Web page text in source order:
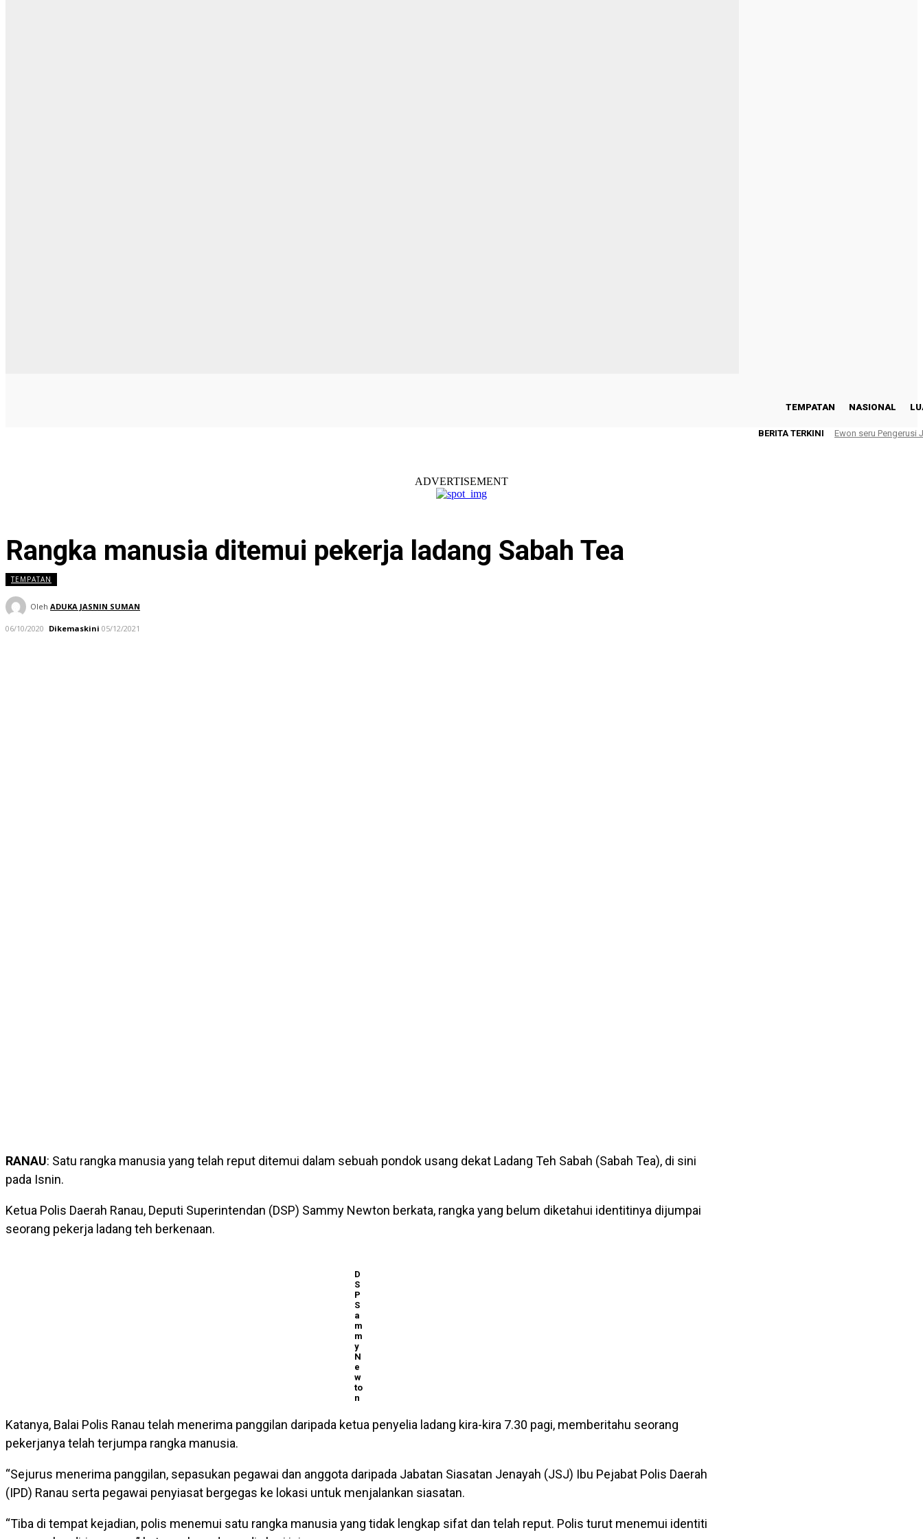
TEMPATAN NASIONAL
BERITA TERKINI Ewon seru Pengerusi
ADVERTISEMENT
Rangka manusia ditemui pekerja ladang Sabah Tea
TEMPATAN
Oleh ADUKA JASNIN SUMAN
06/10/2020 Dikemaskini 05/12/2021
RANAU: Satu rangka manusia yang telah reput ditemui dalam sebuah pondok usang dekat Ladang Teh Sabah (Sabah Tea), di sini
pada Isnin.
Ketua Polis Daerah Ranau, Deputi Superintendan (DSP) Sammy Newton berkata, rangka yang belum diketahui identitinya dijumpai
seorang pekerja ladang teh berkenaan.
D
S
P
S
a
m
m
y
N
e
w
to
n
Katanya, Balai Polis Ranau telah menerima panggilan daripada ketua penyelia ladang kira-kira 7.30 pagi, memberitahu seorang
pekerjanya telah terjumpa rangka manusia.
“Sejurus menerima panggilan, sepasukan pegawai dan anggota daripada Jabatan Siasatan Jenayah (JSJ) Ibu Pejabat Polis Daerah
(IPD) Ranau serta pegawai penyiasat bergegas ke lokasi untuk menjalankan siasatan.
“Tiba di tempat kejadian, polis menemui satu rangka manusia yang tidak lengkap sifat dan telah reput. Polis turut menemui identiti